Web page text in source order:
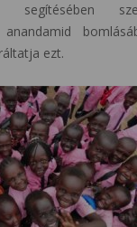
segítésében
ezt.